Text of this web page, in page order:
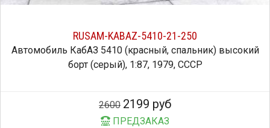
RUSAM-KABAZ-5410-21-250
Автомобиль КабАЗ 5410 (красный, спальник) высокий
борт (серый), 1:87, 1979, СССР
2600 2199 руб
ПРЕДЗАКАЗ